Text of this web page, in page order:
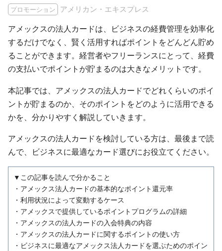
プロモーション アメリカン・エキスプレス
アメックスの法人カードは、ビジネスの経費管理を効率化
するだけでなく、賢く活用すればポイントをどんどん貯め
ることができます。経営者やフリーランスにとって、経費
の支払いでポイントが貯まるのは大きなメリットです。
本記事では、アメックスの法人カードでどれくらいのポイ
ントが貯まるのか、そのポイントをどのように活用できる
かを、分かりやすく解説していきます。
アメックスの法人カードを検討している方は、最後まで読
んで、ビジネスに最適なカード選びにお役立てください。
▼この記事を読んで分かること
・アメックス法人カードの基本的なポイント還元率
・利用状況によって変動するケース
・アメックスで提供しているポイントプログラムの詳細
・アメックスの法人カードの入会特典の内容
・アメックスの法人カードに関するポイントの使い方
・ビジネスに最適なアメックス法人カードを選ぶためのポイン